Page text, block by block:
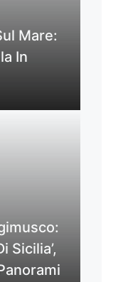
Mare:
In
Sicilia’,